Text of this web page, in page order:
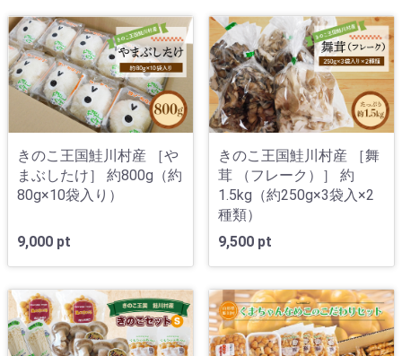
きのこ王国鮭川村産 ［や
まぶしたけ］ 約800g（約
80g×10袋入り）
9,000 pt
きのこ王国鮭川村産 ［舞
茸 （フレーク）］ 約
1.5kg（約250g×3袋入×2
種類）
9,500 pt